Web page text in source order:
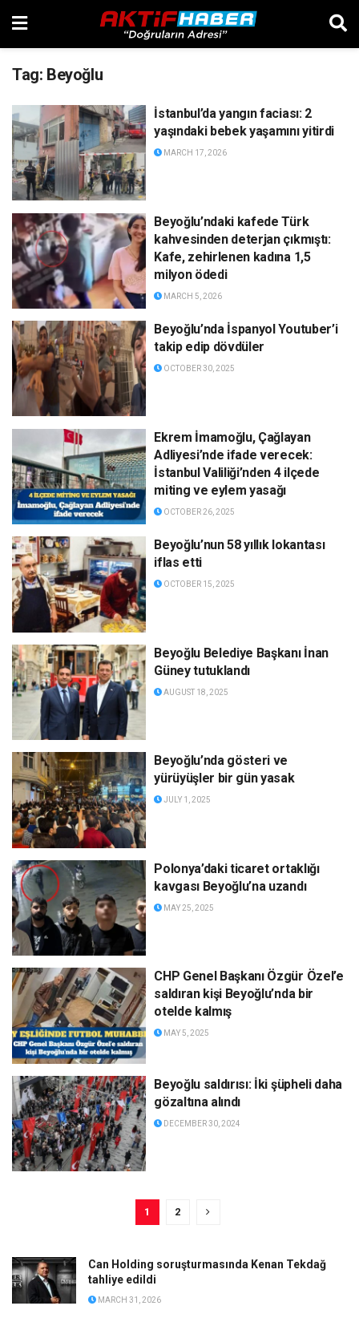
Tag: Beyoğlu
İstanbul’da yangın faciası: 2
yaşındaki bebek yaşamını yitirdi
MARCH 17, 2026
Beyoğlu’ndaki kafede Türk
kahvesinden deterjan çıkmıştı:
Kafe, zehirlenen kadına 1,5
milyon ödedi
MARCH 5, 2026
Beyoğlu’nda İspanyol Youtuber’i
takip edip dövdüler
OCTOBER 30, 2025
Ekrem İmamoğlu, Çağlayan
Adliyesi’nde ifade verecek:
İstanbul Valiliği’nden 4 ilçede
miting ve eylem yasağı
OCTOBER 26, 2025
Beyoğlu’nun 58 yıllık lokantası
iflas etti
OCTOBER 15, 2025
Beyoğlu Belediye Başkanı İnan
Güney tutuklandı
AUGUST 18, 2025
Beyoğlu’nda gösteri ve
yürüyüşler bir gün yasak
JULY 1, 2025
Polonya’daki ticaret ortaklığı
kavgası Beyoğlu’na uzandı
MAY 25, 2025
CHP Genel Başkanı Özgür Özel’e
saldıran kişi Beyoğlu’nda bir
otelde kalmış
MAY 5, 2025
Beyoğlu saldırısı: İki şüpheli daha
gözaltına alındı
DECEMBER 30, 2024
1 2
Can Holding soruşturmasında Kenan Tekdağ
tahliye edildi
MARCH 31, 2026